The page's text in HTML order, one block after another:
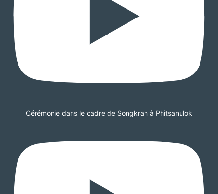
Cérémonie dans le cadre de Songkran à Phitsanulok